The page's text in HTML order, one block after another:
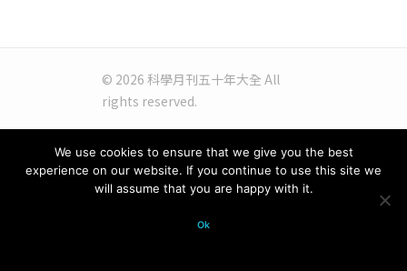
© 2026 科學月刊五十年大全 All
rights reserved.
We use cookies to ensure that we give you the best
experience on our website. If you continue to use this site we
will assume that you are happy with it.
Ok